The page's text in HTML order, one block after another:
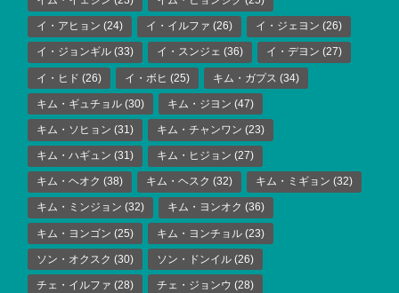
イ・アヒョン (24) イ・イルファ (26) イ・ジェヨン (26)
イ・ジョンギル (33) イ・スンジェ (36) イ・デヨン (27)
イ・ヒド (26) イ・ボヒ (25) キム・ガプス (34)
キム・ギュチョル (30) キム・ジヨン (47)
キム・ソヒョン (31) キム・チャンワン (23)
キム・ハギュン (31) キム・ヒジョン (27)
キム・ヘオク (38) キム・ヘスク (32) キム・ミギョン (32)
キム・ミンジョン (32) キム・ヨンオク (36)
キム・ヨンゴン (25) キム・ヨンチョル (23)
ソン・オクスク (30) ソン・ドンイル (26)
チェ・イルファ (28) チェ・ジョンウ (28)